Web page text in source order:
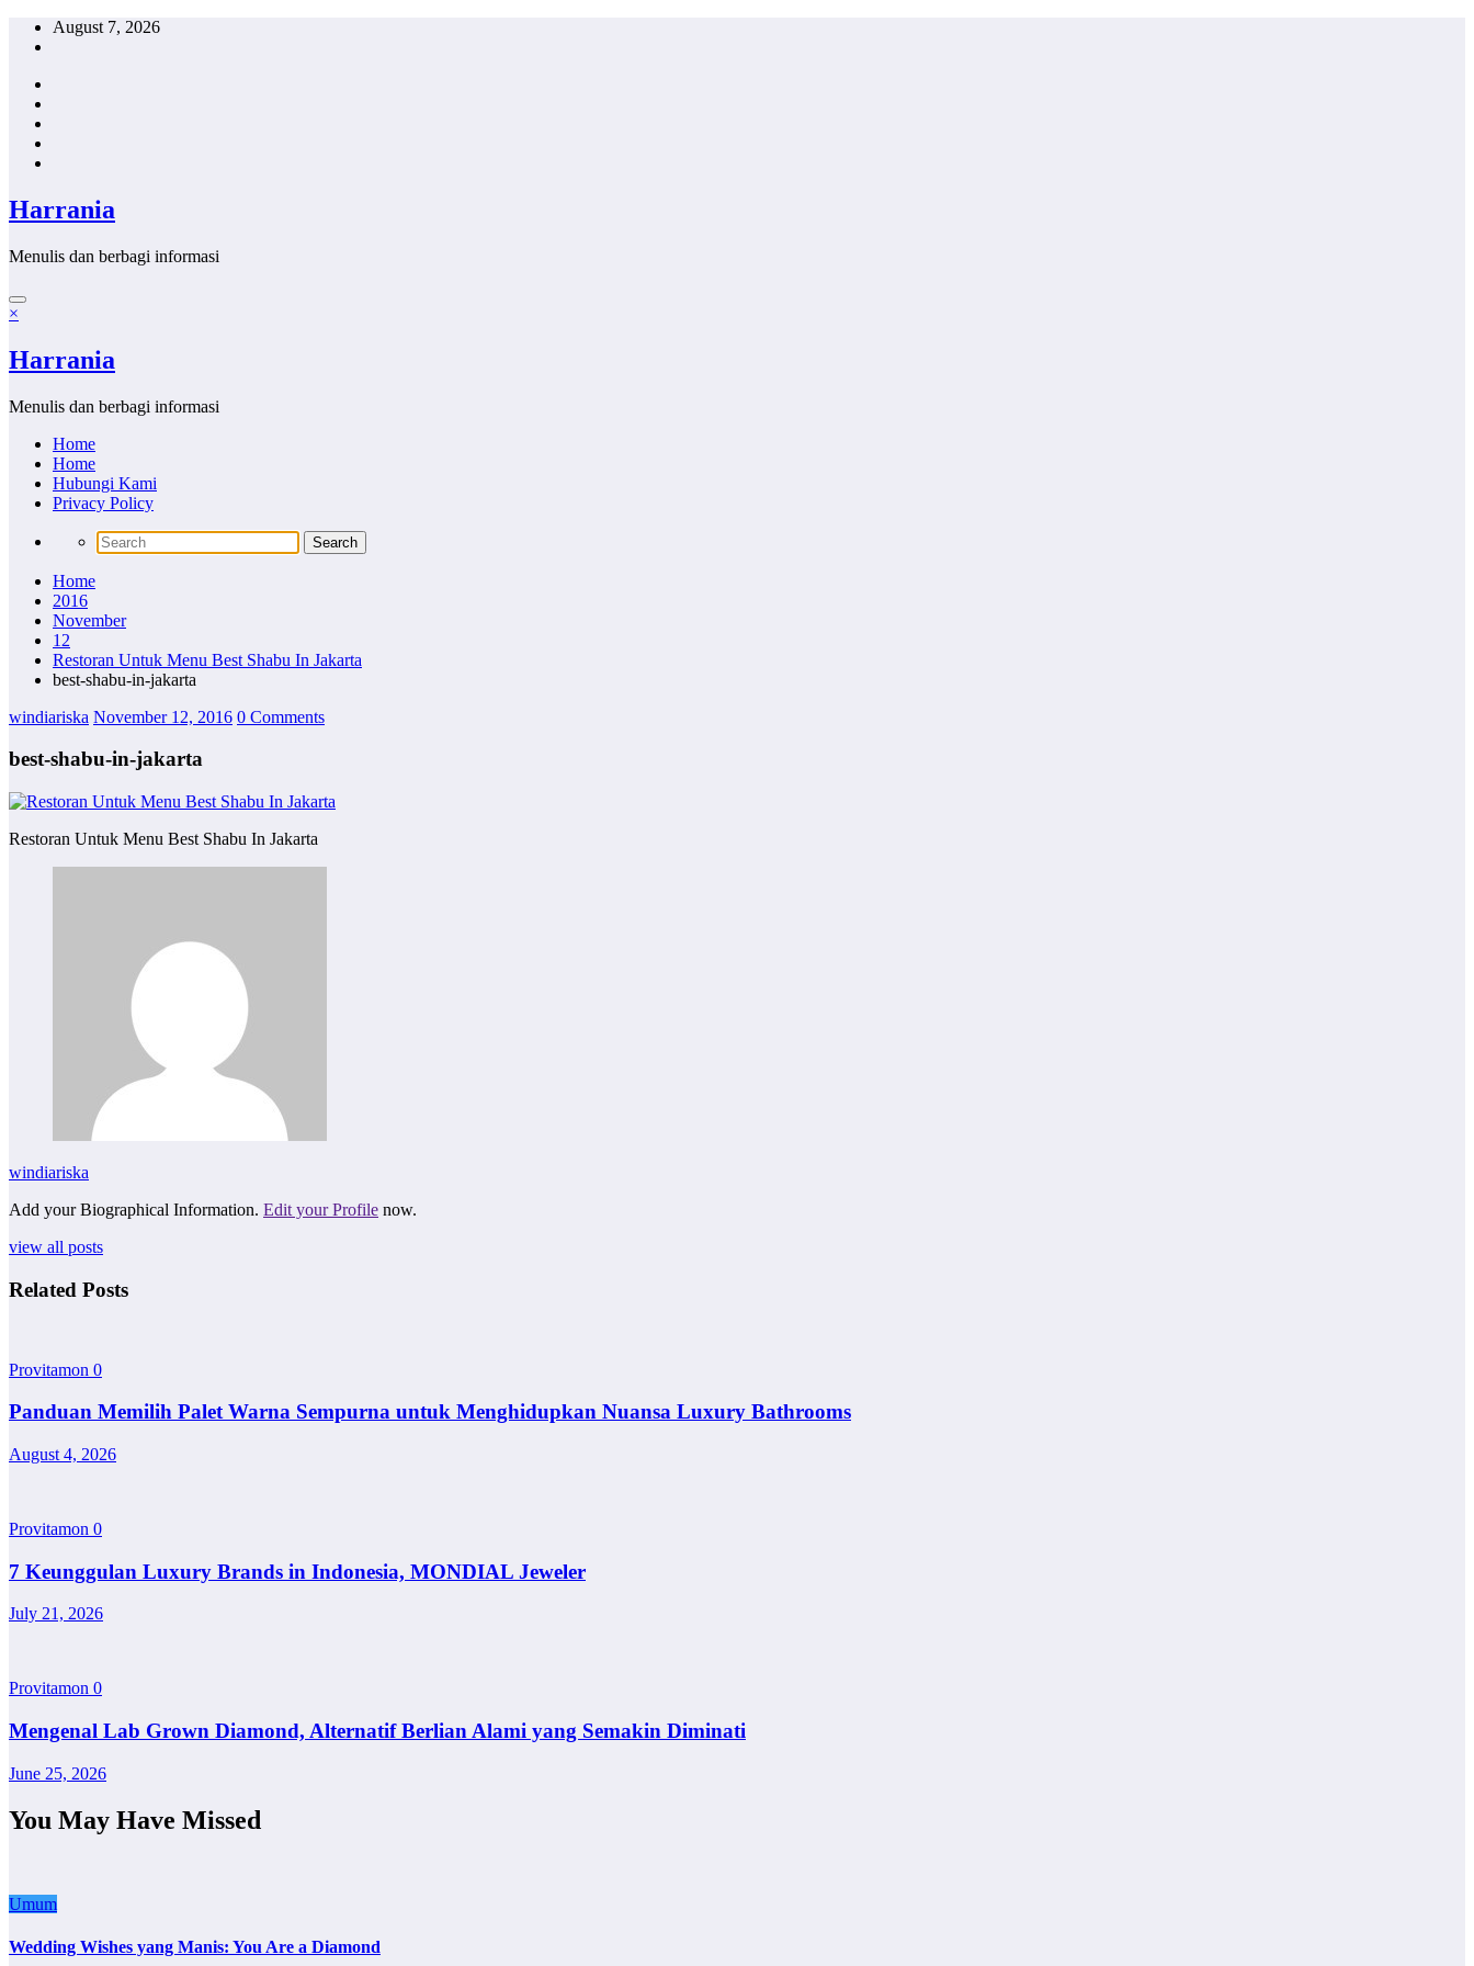
Skip
August 7, 2026
Harrania
Menulis dan berbagi informasi
×
Harrania
Menulis dan berbagi informasi
Home
Home
Hubungi Kami
Privacy Policy
Home
2016
November
12
Restoran Untuk Menu Best Shabu In Jakarta
best-shabu-in-jakarta
windiariska November 12, 2016 0 Comments
best-shabu-in-jakarta
Restoran Untuk Menu Best Shabu In Jakarta
windiariska
Add your Biographical Information. Edit your Profile now.
view all posts
Related Posts
Provitamon 0
Panduan Memilih Palet Warna Sempurna untuk Menghidupkan Nuansa Luxury Bathrooms
August 4, 2026
Provitamon 0
7 Keunggulan Luxury Brands in Indonesia, MONDIAL Jeweler
July 21, 2026
Provitamon 0
Mengenal Lab Grown Diamond, Alternatif Berlian Alami yang Semakin Diminati
June 25, 2026
You May Have Missed
Umum
Wedding Wishes yang Manis: You Are a Diamond